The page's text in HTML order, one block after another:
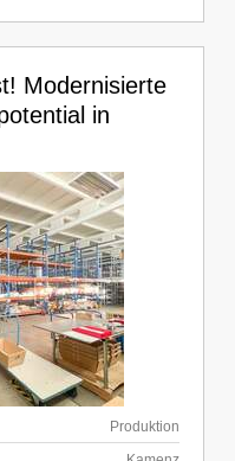
Modernisierte
in
Produktion